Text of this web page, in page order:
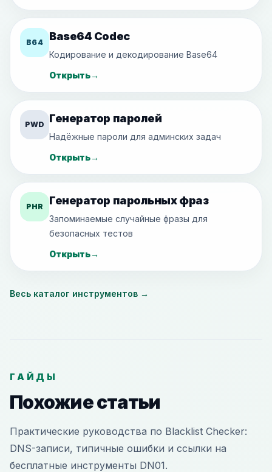
B64 Base64 Codec
Кодирование и декодирование Base64
Открыть→
PWD Генератор паролей
Надёжные пароли для админских задач
Открыть→
PHR Генератор парольных фраз
Запоминаемые случайные фразы для
безопасных тестов
Открыть→
Весь каталог инструментов →
ГАЙДЫ
Похожие статьи
Практические руководства по Blacklist Checker:
DNS-записи, типичные ошибки и ссылки на
бесплатные инструменты DN01.